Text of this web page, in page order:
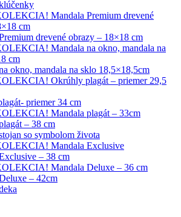
Mandala Premium drevené
cm
drevené obrazy – 18×18 cm
Mandala na okno, mandala na
cm
okno, mandala na sklo 18,5×18,5cm
Okrúhly plagát – priemer 29,5
priemer 34 cm
Mandala plagát – 33cm
– 38 cm
so symbolom života
Mandala Exclusive
– 38 cm
Mandala Deluxe – 36 cm
– 42cm